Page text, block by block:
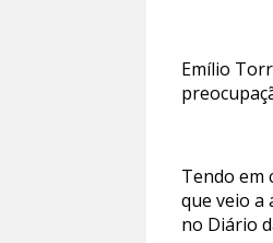
Emílio
Tendo em
que veio a
no Diário